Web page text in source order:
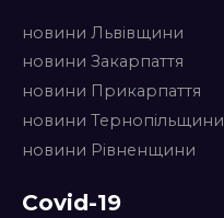
новини Львівщини
новини Закарпаття
новини Прикарпаття
новини Тернопільщини
новини Рівненщини
Covid-19